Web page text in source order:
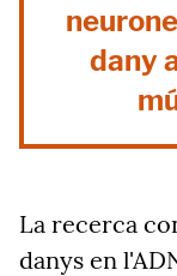
dany
La recerca
danys en